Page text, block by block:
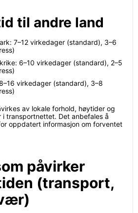
til andre land
7–12 virkedager (standard), 3–6
6–10 virkedager (standard), 2–5
virkedager (standard), 3–8
av lokale forhold, høytider og
i transportnettet. Det anbefales å
oppdatert informasjon om forventet
påvirker
(transport,